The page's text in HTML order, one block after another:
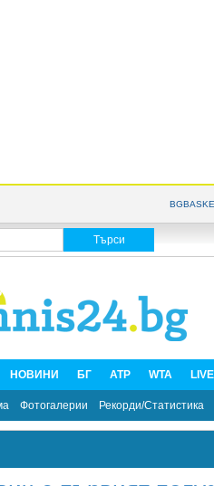
НОВИНИ БГ ATP WTA
Фотогалерии Рекорди/Статистика